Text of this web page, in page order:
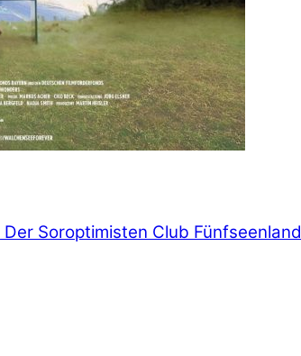
Der Soroptimisten Club Fünfseenland